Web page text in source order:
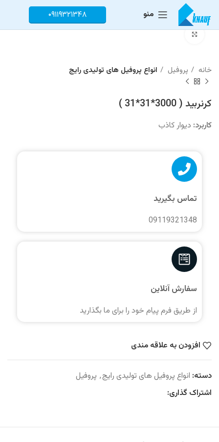
منو ۰۹۱۱۹۳۲۱۳۴۸
خانه پروفیل انواع پروفیل های تولیدی رایج
کرنربید ( 3000*31*31 )
کاربرد: دیوار کاذب
تماس بگیرید
09119321348
سفارش آنلاین
از طریق فرم پیام خود را برای ما بگذارید
افزودن به علاقه مندی
دسته: انواع پروفیل های تولیدی رایج, پروفیل
اشتراک گذاری: